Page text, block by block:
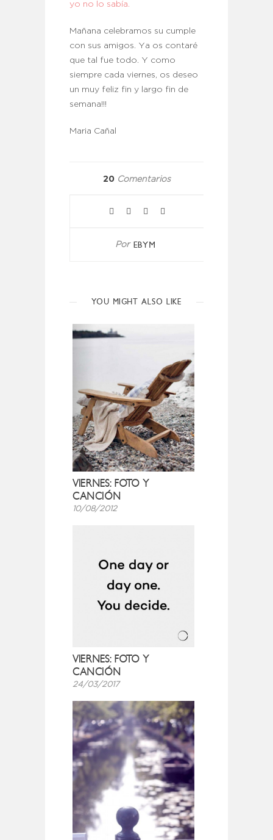
yo no lo sabía.
Mañana celebramos su cumple
con sus amigos. Ya os contaré
que tal fue todo. Y como
siempre cada viernes, os deseo
un muy feliz fin y largo fin de
semana!!!
Maria Cañal
20Comentarios
Por EBYM
YOU MIGHT ALSO LIKE
VIERNES: FOTO Y
CANCIÓN
10/08/2012
VIERNES: FOTO Y
CANCIÓN
24/03/2017